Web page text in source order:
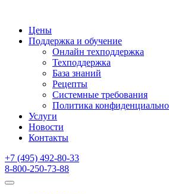
Цены
Поддержка и обучение
Онлайн техподдержка
Техподдержка
База знаний
Рецепты
Системные требования
Политика
Услуги
Новости
Контакты
+7 (495) 492-80-33
8-800-250-73-88